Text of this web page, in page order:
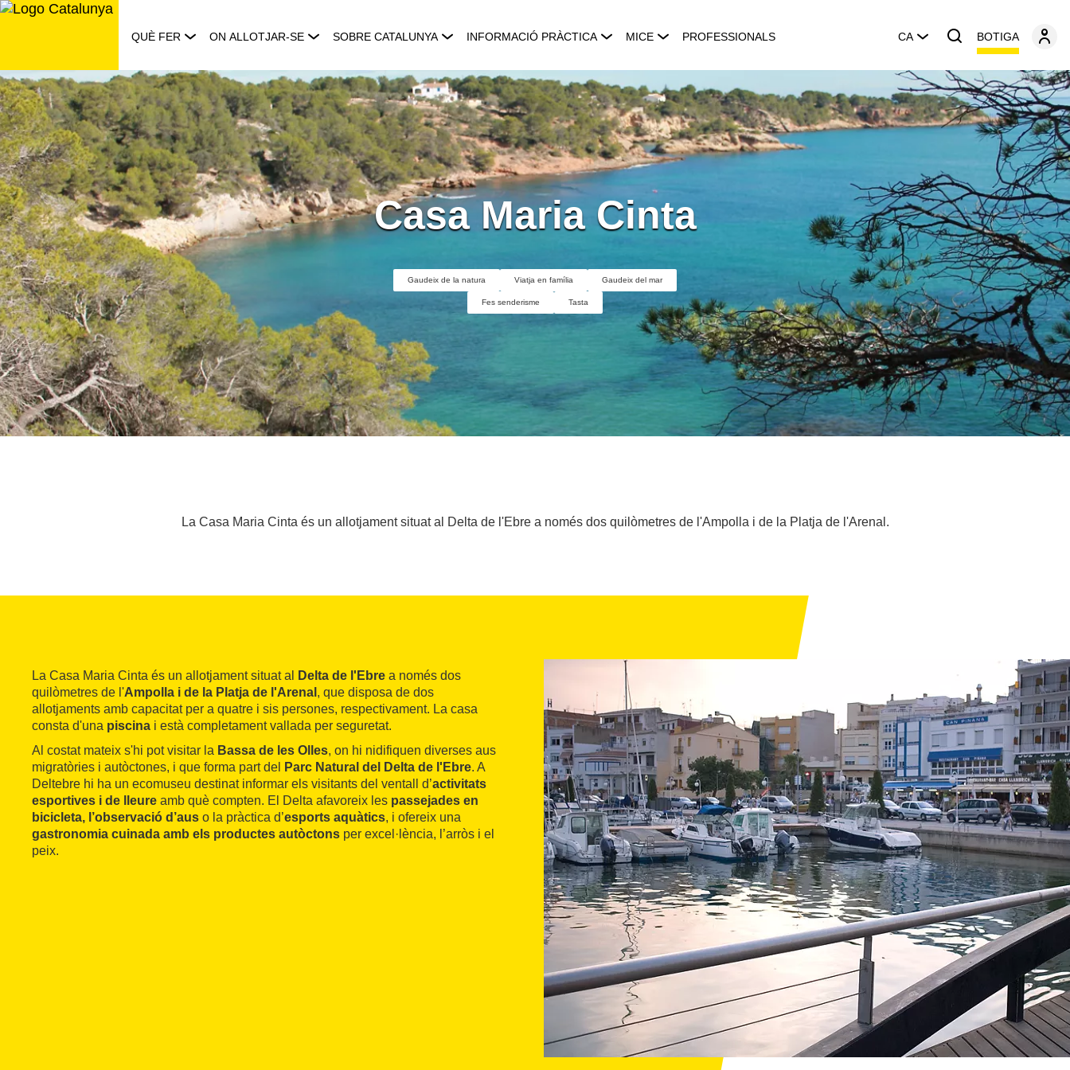
Saltar
QUÈ FER ON ALLOTJAR-SE SOBRE CATALUNYA INFORMACIÓ PRÀCTICA MICE PROFESSIONALS CA BOTIGA
Casa Maria Cinta
Gaudeix de la natura Viatja en família Gaudeix del mar
Fes senderisme Tasta
La Casa Maria Cinta és un allotjament situat al Delta de l'Ebre a només dos quilòmetres de l'Ampolla i de la Platja de l'Arenal.
La Casa Maria Cinta és un allotjament situat al Delta de l'Ebre a només dos
quilòmetres de l'Ampolla i de la Platja de l'Arenal , que disposa de dos
allotjaments amb capacitat per a quatre i sis persones, respectivament. La casa
consta d'una piscina i està completament vallada per seguretat.
Al costat mateix s'hi pot visitar la Bassa de les Olles, on hi nidifiquen diverses aus
migratòries i autòctones, i que forma part del
Parc Natural del Delta de l'Ebre. A
Deltebre hi ha un ecomuseu destinat informar els visitants del ventall d’activitats
esportives i de lleure amb què compten. El Delta afavoreix les passejades en
bicicleta, l’observació d’aus o la pràctica d’esports aquàtics, i ofereix una
gastronomia cuinada amb els productes autòctons per excel·lència, l’arròs i el
peix.